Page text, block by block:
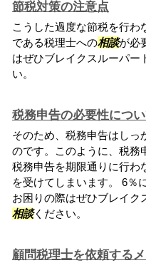
節税対策の注意点
こうした過度な節税を行わ
である税理士への相談が必
はぜひブレイクスルーパー
い。
税務申告の必要性につ
そのため、税務申告はしっ
のです。このように、税務
税務申告を期限通りに行わ
を受けてしまいます。 6％
お困りの際はぜひブレイク
相談ください。
顧問税理士を依頼する